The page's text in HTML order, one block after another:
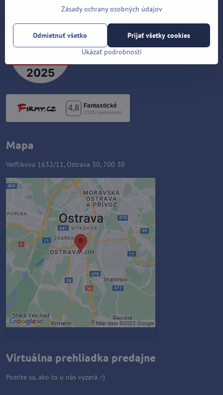
https://www.facebook.com/sipky.obchod/
Mapa
Velflíkova 1632/11, Ostrava 30, 700 30
Externý obsah je blokovaný
Voľbami súkromia
Prajete si načítať externý obsah?
Povoliť tentokrát
Povoliť a zapamätať - súhlas s
druhom cookie: Funkčné
Otvoriť obsah v novom okne
Virtuálna prehliadka predajne
Pozrite sa, ako to u nás vyzerá :-)
Zásady ochrany osobných údajov
Ukázať podrobnosti
Prijať všetky cookies
Odmietnuť všetko